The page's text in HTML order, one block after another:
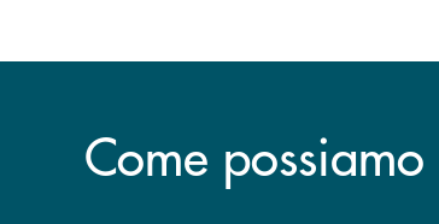
Come possiamo